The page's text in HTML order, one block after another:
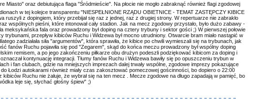
Miasto" oraz debiutująca flaga "Śródmieście". Na płocie nie mogło zabraknąć również flagi zgodowej
w tej kolejce transparentu "NIESPEŁNIONE RZĄDU OBIETNICE - TEMAT ZASTĘPCZY KIBICE
ruszyli z dopingiem, który przebijał się raz z jednej, raz z drugiej strony. W repertuarze nie zabrakło
wspólnych pieśni, które intonował cały stadion. Jak na mecz zgodowy przystało, było dużo zabawy -
meksykańska fala oraz prowadzony był doping na cztery trybuny i sektor gości ;) W pierwszej połowie
przepływ kibiców Ruchu i Widzewa był mocno utrudniony. Otwarcie bram miało nastąpić w
zadziałała siła "argumentów", która sprawiła, że kibice po chwili wymieszali się na trybunach, jak
fanów Ruchu pojawiła się pod "Zegarem", skąd do końca meczu prowadzony był wspólny doping
remisem, a po jego zakończeniu piłkarze obu drużyn podeszli podziękować kibicom za doping i
kontynuację integracji. Tłumy fanów Ruchu i Widzewa bawiły się po opuszczeniu trybun w
i fan clubach, gdzie na mniejszych imprezach dalej trwały wspólne, zgodowe imprezy pokazujące
Łodzi autokarami również miały czas zakosztować pomeczowej gościnności, bo dopiero o 22:00
Ruchu nie żałuje, że wybrał się na ten mecz . Mecze zgodowe na długo zapadają w pamięć, bo
leje się, słychać głośny śpiew" ;)